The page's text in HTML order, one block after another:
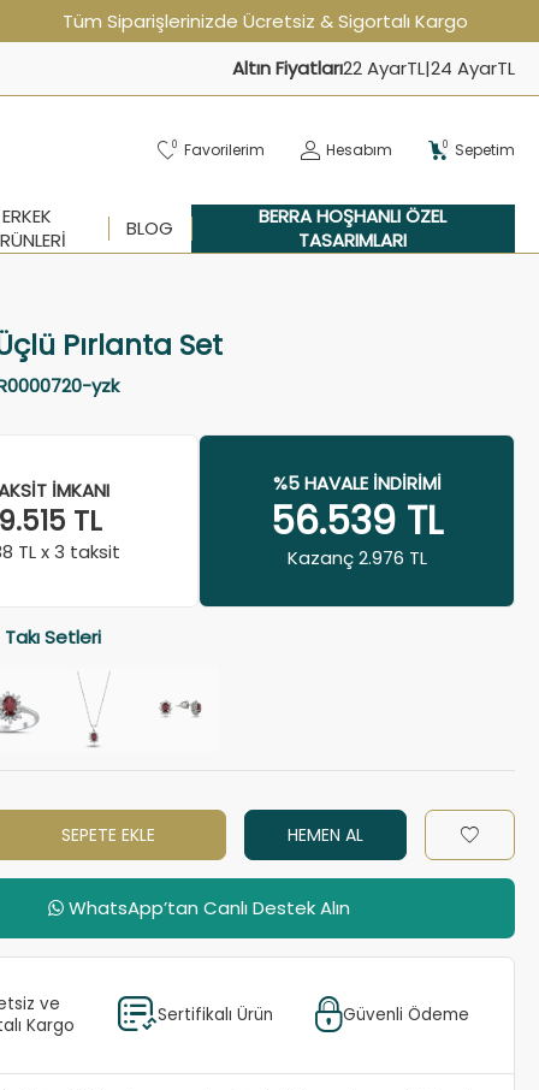
Tüm Siparişlerinizde Ücretsiz & Sigortalı Kargo
Altın Fiyatları22 AyarTL|24 AyarTL
0 Favorilerim Hesabım 0 Sepetim
ERKEK
BLOG
BERRA HOŞHANLI ÖZEL
TASARIMLARI
Pırlanta Set
yzk
İMKANI
TL
TL x 3 taksit
%5 HAVALE İNDIRIMI
56.539 TL
Kazanç 2.976 TL
Setleri
SEPETE EKLE HEMEN AL
WhatsApp’tan Canlı Destek Alın
ve
Kargo
Sertifikalı Ürün Güvenli Ödeme